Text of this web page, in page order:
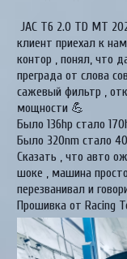
JAC T6 2.0 TD MT
клиент приехал к
контор , понял, что
преграда от слова
сажевый фильтр ,
мощности 💪
Было 136hp стало
Было 320nm стало
Сказать , что авто
шоке , машина
перезванивал и
Прошивка от Racing